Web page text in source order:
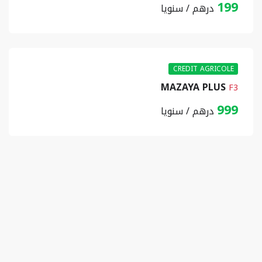
199 درهم / سنويا
CREDIT AGRICOLE
MAZAYA PLUS F3
999 درهم / سنويا